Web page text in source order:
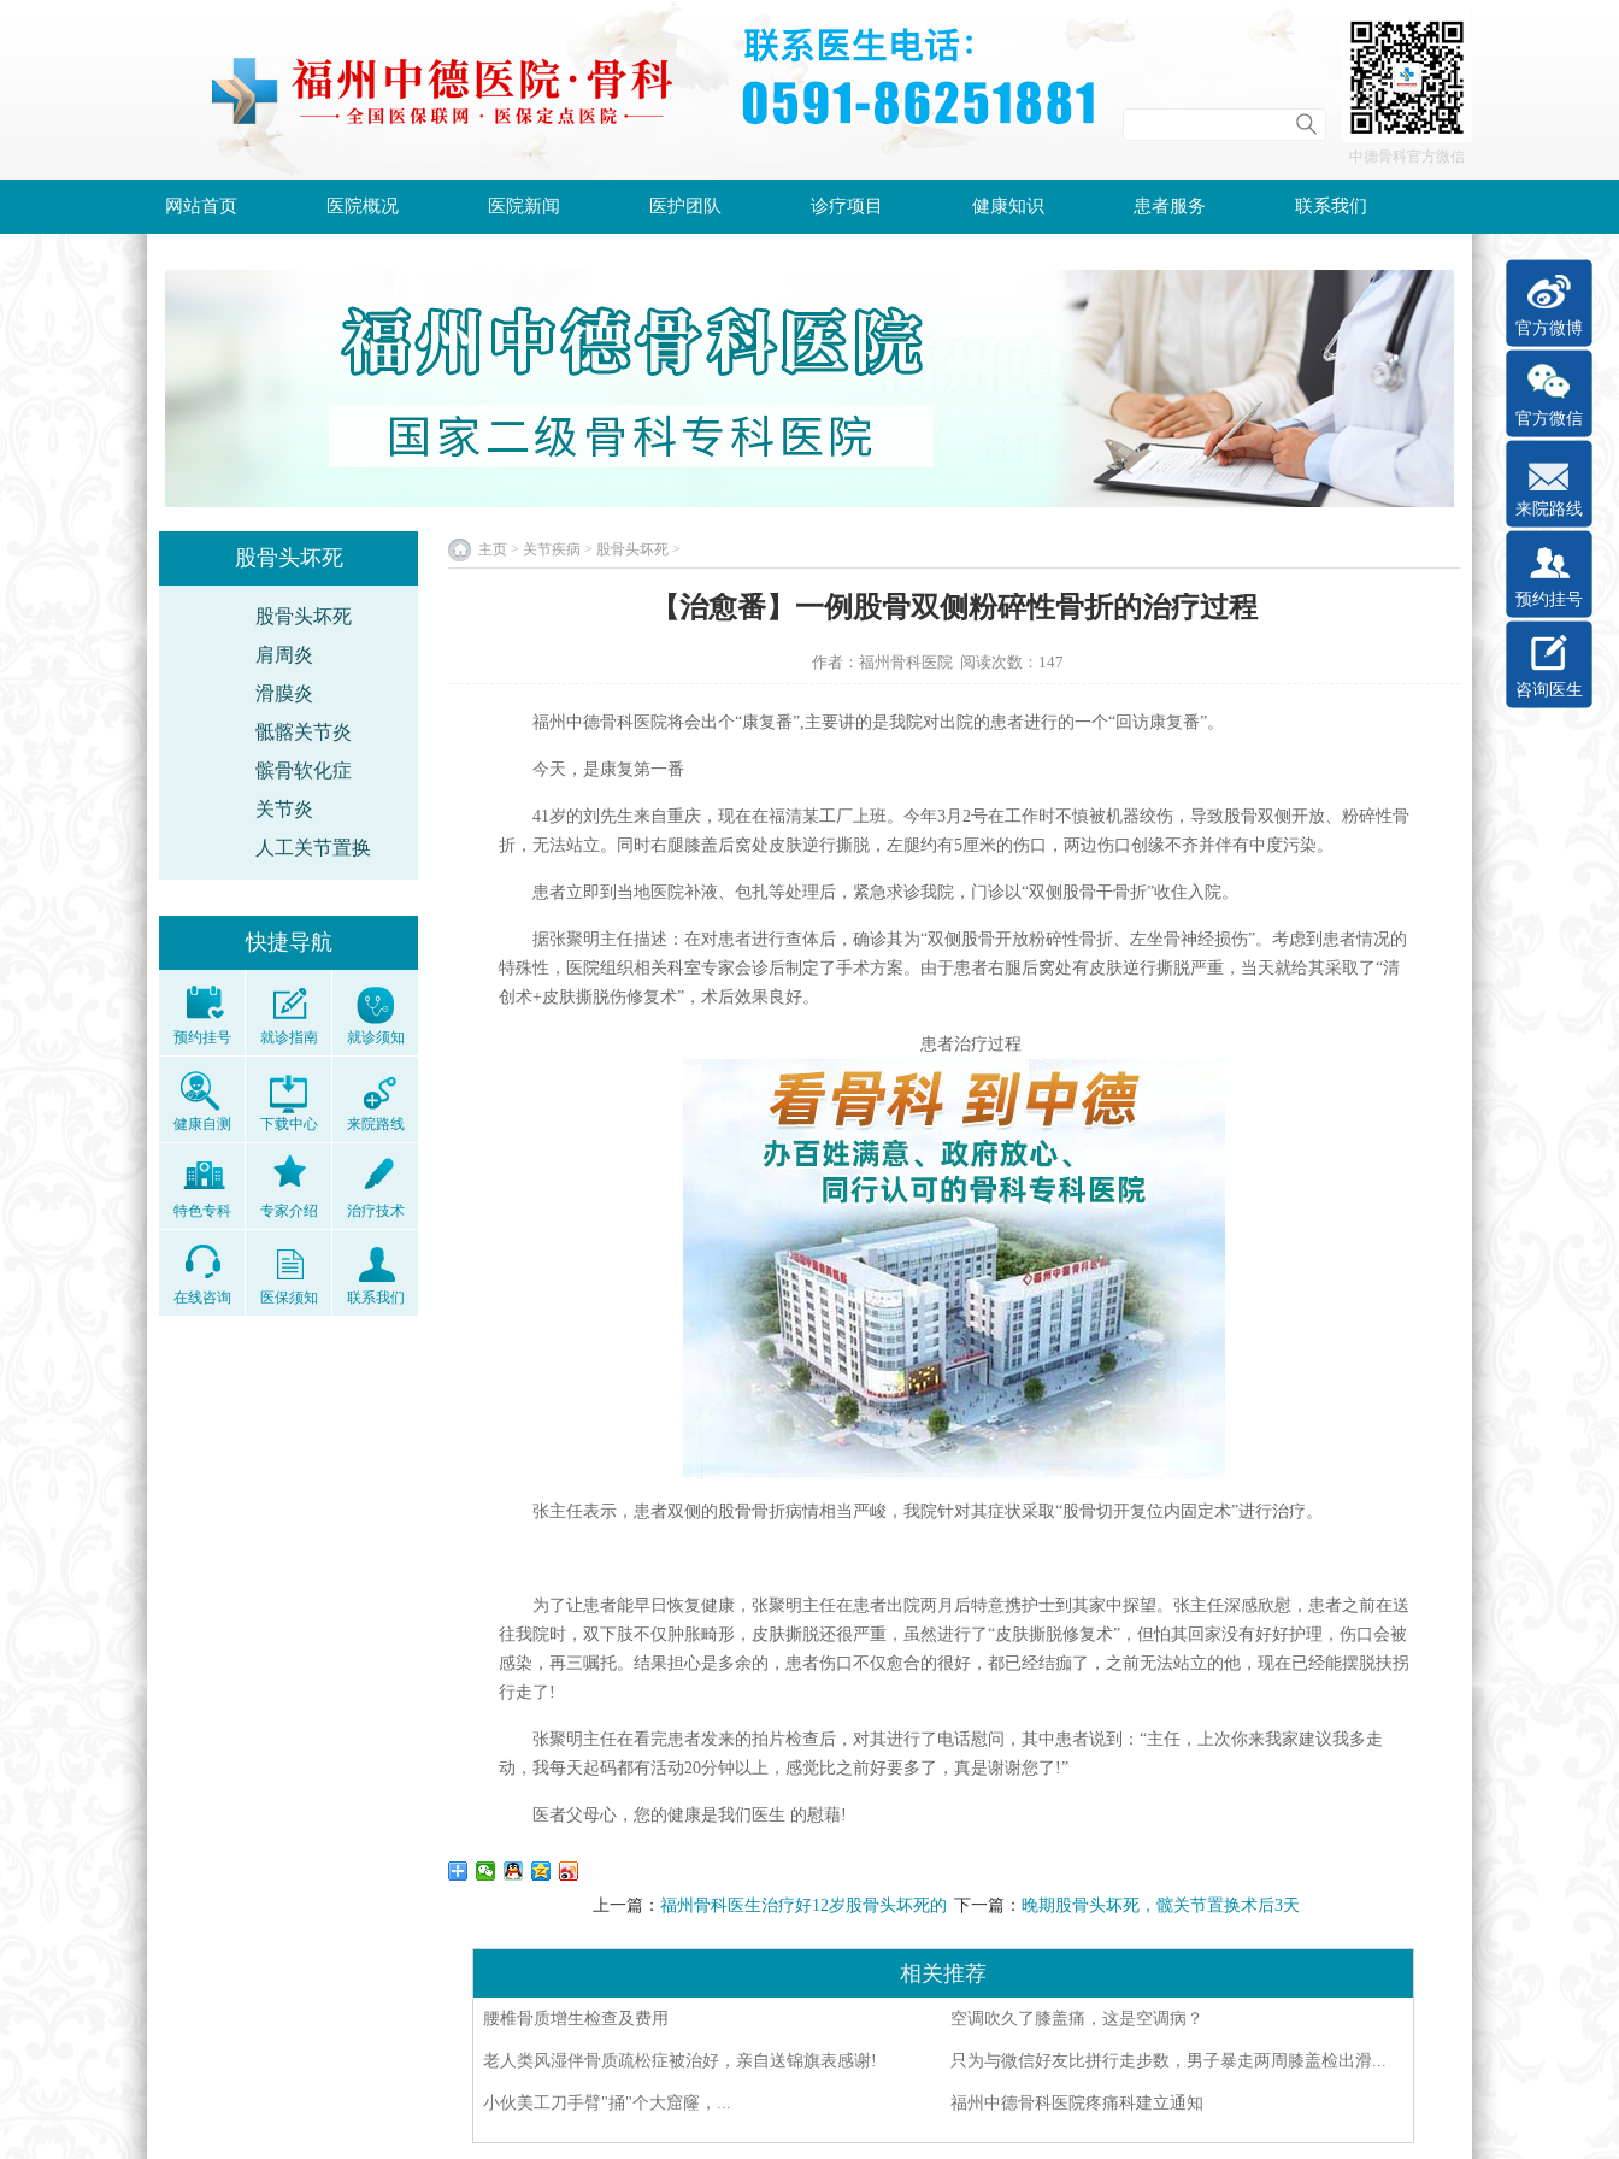
中德骨科官方微信
网站首页 医院概况 医院新闻 医护团队 诊疗项目 健康知识 患者服务 联系我们
股骨头坏死
股骨头坏死
肩周炎
滑膜炎
骶髂关节炎
髌骨软化症
关节炎
人工关节置换
快捷导航
预约挂号 就诊指南 就诊须知
健康自测 下载中心 来院路线
特色专科 专家介绍 治疗技术
在线咨询 医保须知 联系我们
主页 > 关节疾病 > 股骨头坏死 >
【治愈番】一例股骨双侧粉碎性骨折的治疗过程
作者：福州骨科医院 阅读次数：147
福州中德骨科医院将会出个“康复番”,主要讲的是我院对出院的患者进行的一个“回访康复番”。
今天，是康复第一番
41岁的刘先生来自重庆，现在在福清某工厂上班。今年3月2号在工作时不慎被机器绞伤，导致股骨双侧开放、粉碎性骨
折，无法站立。同时右腿膝盖后窝处皮肤逆行撕脱，左腿约有5厘米的伤口，两边伤口创缘不齐并伴有中度污染。
患者立即到当地医院补液、包扎等处理后，紧急求诊我院，门诊以“双侧股骨干骨折”收住入院。
据张聚明主任描述：在对患者进行查体后，确诊其为“双侧股骨开放粉碎性骨折、左坐骨神经损伤”。考虑到患者情况的
特殊性，医院组织相关科室专家会诊后制定了手术方案。由于患者右腿后窝处有皮肤逆行撕脱严重，当天就给其采取了“清
创术+皮肤撕脱伤修复术”，术后效果良好。
患者治疗过程
张主任表示，患者双侧的股骨骨折病情相当严峻，我院针对其症状采取“股骨切开复位内固定术”进行治疗。
为了让患者能早日恢复健康，张聚明主任在患者出院两月后特意携护士到其家中探望。张主任深感欣慰，患者之前在送
往我院时，双下肢不仅肿胀畸形，皮肤撕脱还很严重，虽然进行了“皮肤撕脱修复术”，但怕其回家没有好好护理，伤口会被
感染，再三嘱托。结果担心是多余的，患者伤口不仅愈合的很好，都已经结痂了，之前无法站立的他，现在已经能摆脱扶拐
行走了!
张聚明主任在看完患者发来的拍片检查后，对其进行了电话慰问，其中患者说到：“主任，上次你来我家建议我多走
动，我每天起码都有活动20分钟以上，感觉比之前好要多了，真是谢谢您了!”
医者父母心，您的健康是我们医生 的慰藉!
上一篇： 福州骨科医生治疗好12岁股骨头坏死的 下一篇： 晚期股骨头坏死，髋关节置换术后3天
相关推荐
腰椎骨质增生检查及费用 空调吹久了膝盖痛，这是空调病？
老人类风湿伴骨质疏松症被治好，亲自送锦旗表感谢! 只为与微信好友比拼行走步数，男子暴走两周膝盖检出滑...
小伙美工刀手臂"捅"个大窟窿，... 福州中德骨科医院疼痛科建立通知
官方微博
官方微信
来院路线
预约挂号
咨询医生